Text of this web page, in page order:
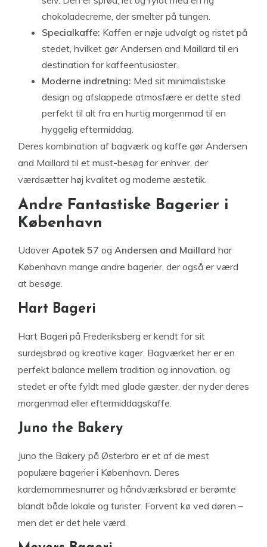
chokoladecreme, der smelter på tungen.
Specialkaffe: Kaffen er nøje udvalgt og ristet på
stedet, hvilket gør Andersen and Maillard til en
destination for kaffeentusiaster.
Moderne indretning: Med sit minimalistiske
design og afslappede atmosfære er dette sted
perfekt til alt fra en hurtig morgenmad til en
hyggelig eftermiddag.
Deres kombination af bagværk og kaffe gør Andersen
and Maillard til et must-besøg for enhver, der
værdsætter høj kvalitet og moderne æstetik.
Andre Fantastiske Bagerier i
København
UdoverApotek 57 og Andersen and Maillard har
København mange andre bagerier, der også er værd
at besøge.
Hart Bageri
Hart Bageri på Frederiksberg er kendt for sit
surdejsbrød og kreative kager. Bagværket her er en
perfekt balance mellem tradition og innovation, og
stedet er ofte fyldt med glade gæster, der nyder deres
morgenmad eller eftermiddagskaffe.
Juno the Bakery
Juno the Bakery på Østerbro er et af de mest
populære bagerier i København. Deres
kardemommesnurrer og håndværksbrød er berømte
blandt både lokale og turister. Forvent kø ved døren –
men det er det hele værd.